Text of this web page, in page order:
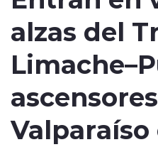
modo claro
alzas del
Valparaíso